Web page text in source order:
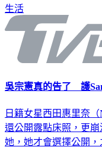
生活
吳宗憲真的告了 護
日籍女星西田惠里奈
還公開露點床照，更
她，她才會選擇公開